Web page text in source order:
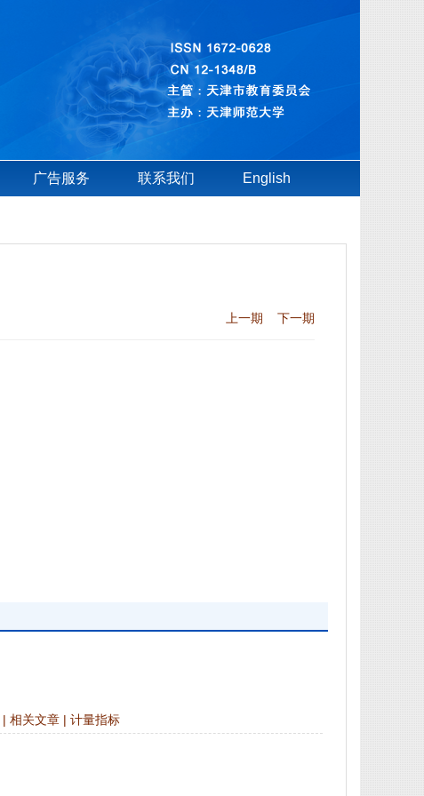
广告服务 联系我们 English
上一期 下一期
| 相关文章 | 计量指标